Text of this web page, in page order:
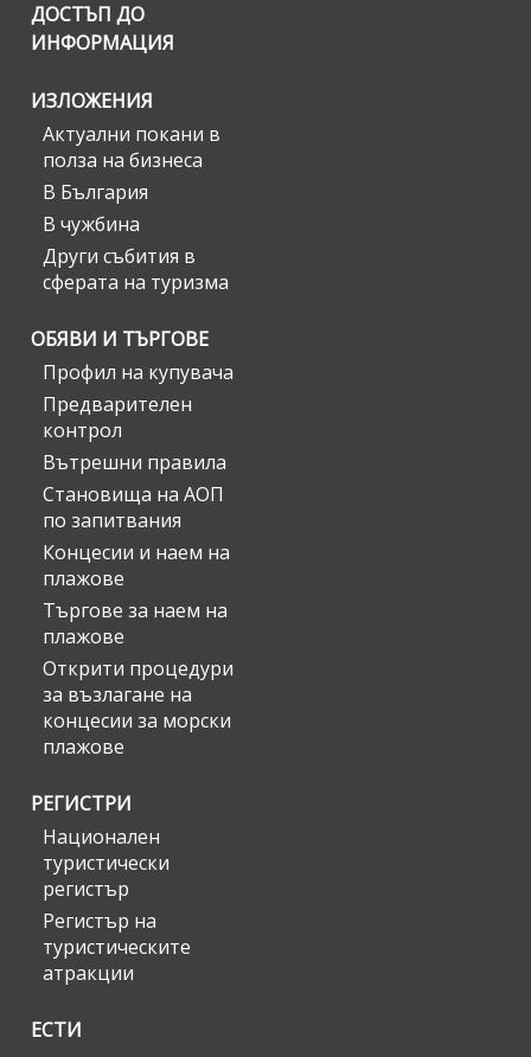
ДОСТЪП ДО
ИНФОРМАЦИЯ
ИЗЛОЖЕНИЯ
Актуални покани в
полза на бизнеса
В България
В чужбина
Други събития в
сферата на туризма
ОБЯВИ И ТЪРГОВЕ
Профил на купувача
Предварителен
контрол
Вътрешни правила
Становища на АОП
по запитвания
Концесии и наем на
плажове
Търгове за наем на
плажове
Открити процедури
за възлагане на
концесии за морски
плажове
РЕГИСТРИ
Национален
туристически
регистър
Регистър на
туристическите
атракции
ЕСТИ